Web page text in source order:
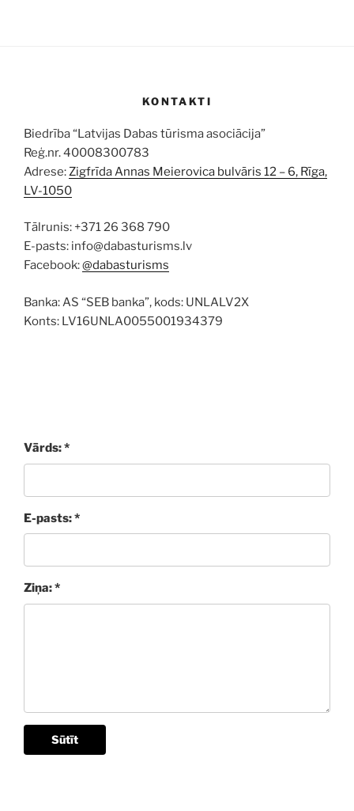
KONTAKTI
Biedrība “Latvijas Dabas tūrisma asociācija”
Reģ.nr. 40008300783
Adrese:Zigfrīda Annas Meierovica bulvāris 12 – 6, Rīga,
LV-1050
Tālrunis: +371 26 368 790
E-pasts: info@dabasturisms.lv
Facebook:@dabasturisms
Banka: AS “SEB banka”, kods: UNLALV2X
Konts: LV16UNLA0055001934379
Vārds: *
E-pasts: *
Ziņa: *
Sūtīt